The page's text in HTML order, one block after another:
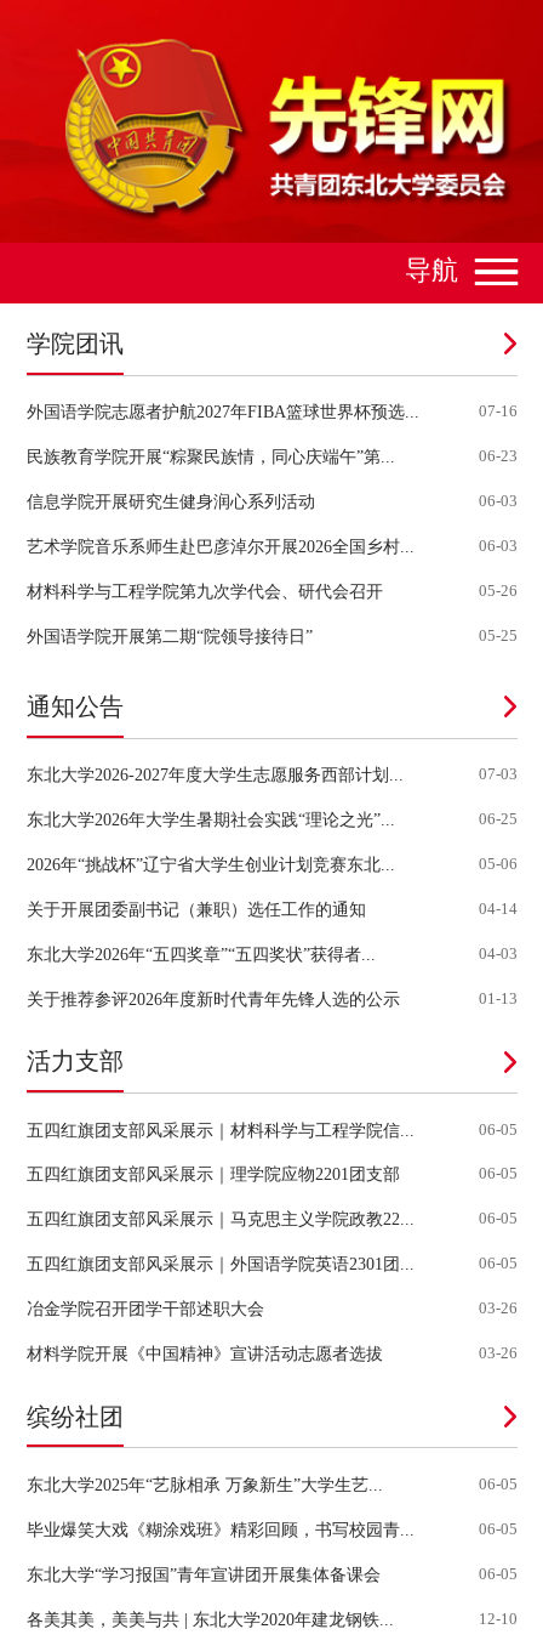
导航
学院团讯
外国语学院志愿者护航2027年FIBA篮球世界杯预选... 07-16
民族教育学院开展“粽聚民族情，同心庆端午”第... 06-23
信息学院开展研究生健身润心系列活动 06-03
艺术学院音乐系师生赴巴彦淖尔开展2026全国乡村... 06-03
材料科学与工程学院第九次学代会、研代会召开 05-26
外国语学院开展第二期“院领导接待日” 05-25
通知公告
东北大学2026-2027年度大学生志愿服务西部计划... 07-03
东北大学2026年大学生暑期社会实践“理论之光”... 06-25
2026年“挑战杯”辽宁省大学生创业计划竞赛东北... 05-06
关于开展团委副书记（兼职）选任工作的通知 04-14
东北大学2026年“五四奖章”“五四奖状”获得者... 04-03
关于推荐参评2026年度新时代青年先锋人选的公示 01-13
活力支部
五四红旗团支部风采展示｜材料科学与工程学院信... 06-05
五四红旗团支部风采展示｜理学院应物2201团支部 06-05
五四红旗团支部风采展示｜马克思主义学院政教22... 06-05
五四红旗团支部风采展示｜外国语学院英语2301团... 06-05
冶金学院召开团学干部述职大会 03-26
材料学院开展《中国精神》宣讲活动志愿者选拔 03-26
缤纷社团
东北大学2025年“艺脉相承 万象新生”大学生艺... 06-05
毕业爆笑大戏《糊涂戏班》精彩回顾，书写校园青... 06-05
东北大学“学习报国”青年宣讲团开展集体备课会 06-05
各美其美，美美与共 | 东北大学2020年建龙钢铁... 12-10